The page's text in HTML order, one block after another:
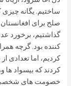
ساختیم. یگانه چیزی
صلح برای
گذاشتیم، برخورد
کننده بود. گرچه
کردیم، اما تعدادی
کردند که بیسواد ها
خصومت های شخصی،